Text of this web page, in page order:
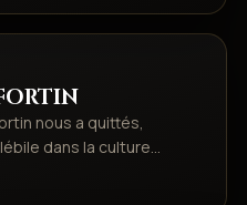
nous a quittés,
dans la culture…